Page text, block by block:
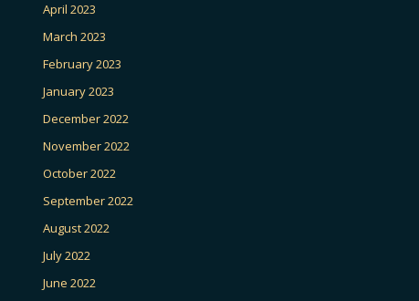
April 2023
March 2023
February 2023
January 2023
December 2022
November 2022
October 2022
September 2022
August 2022
July 2022
June 2022